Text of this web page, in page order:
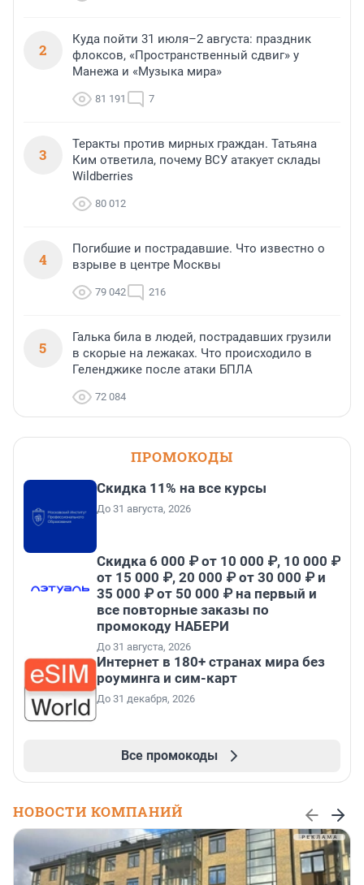
2
Куда пойти 31 июля–2 августа: праздник
флоксов, «Пространственный сдвиг» у
Манежа и «Музыка мира»
81 191 7
3
Теракты против мирных граждан. Татьяна
Ким ответила, почему ВСУ атакует склады
Wildberries
80 012
4
Погибшие и пострадавшие. Что известно о
взрыве в центре Москвы
79 042 216
5
Галька била в людей, пострадавших грузили
в скорые на лежаках. Что происходило в
Геленджике после атаки БПЛА
72 084
ПРОМОКОДЫ
Скидка 11% на все курсы
До 31 августа, 2026
Скидка 6 000 ₽ от 10 000 ₽, 10 000 ₽
от 15 000 ₽, 20 000 ₽ от 30 000 ₽ и
35 000 ₽ от 50 000 ₽ на первый и
все повторные заказы по
промокоду НАБЕРИ
До 31 августа, 2026
Интернет в 180+ странах мира без
роуминга и сим-карт
До 31 декабря, 2026
Все промокоды
НОВОСТИ КОМПАНИЙ